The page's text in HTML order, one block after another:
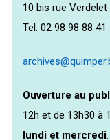
10 bis rue
Tel. 02 98 98 88
Ouverture au
12h et de 13h30 à
lundi et mercredi.